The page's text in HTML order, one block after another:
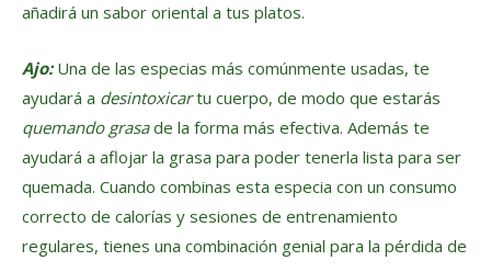
añadirá un sabor oriental a tus platos.
Ajo:Una de las especias más comúnmente usadas, te
ayudará a desintoxicartu cuerpo, de modo que estarás
quemando grasade la forma más efectiva. Además te
ayudará a aflojar la grasa para poder tenerla lista para ser
quemada. Cuando combinas esta especia con un consumo
correcto de calorías y sesiones de entrenamiento
regulares, tienes una combinación genial para la pérdida de